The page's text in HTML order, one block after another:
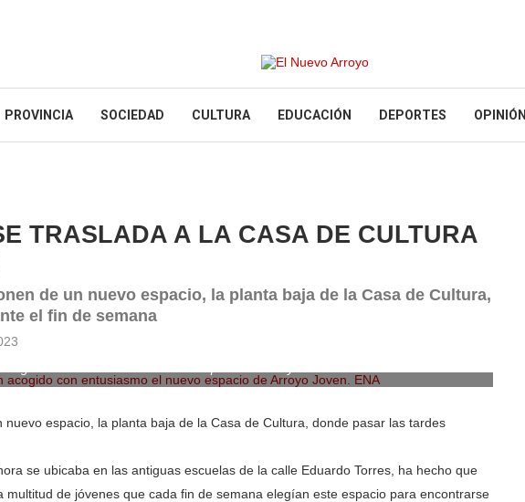
PROVINCIA SOCIEDAD CULTURA EDUCACIÓN DEPORTES OPINIÓN
TRASLADA A LA CASA DE CULTURA
de un nuevo espacio, la planta baja de la Casa de Cultura,
el fin de semana
espacio, la planta baja de la Casa de Cultura, donde pasar las tardes
se ubicaba en las antiguas escuelas de la calle Eduardo Torres, ha hecho que
de jóvenes que cada fin de semana elegían este espacio para encontrarse